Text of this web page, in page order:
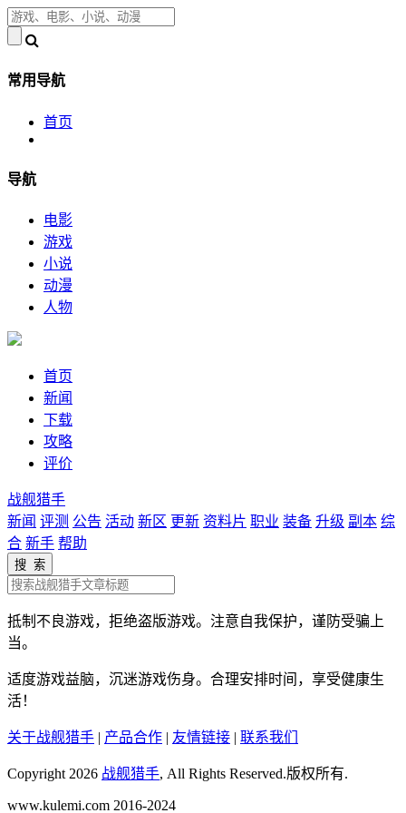
常用导航
首页
导航
电影
游戏
小说
动漫
人物
首页
新闻
下载
攻略
评价
战舰猎手
新闻 评测 公告 活动 新区 更新 资料片 职业 装备 升级 副本 综
合 新手 帮助
搜 索
抵制不良游戏，拒绝盗版游戏。注意自我保护，谨防受骗上
当。
适度游戏益脑，沉迷游戏伤身。合理安排时间，享受健康生
活！
关于战舰猎手 | 产品合作 | 友情链接 | 联系我们
Copyright 2026 战舰猎手, All Rights Reserved.版权所有.
www.kulemi.com 2016-2024